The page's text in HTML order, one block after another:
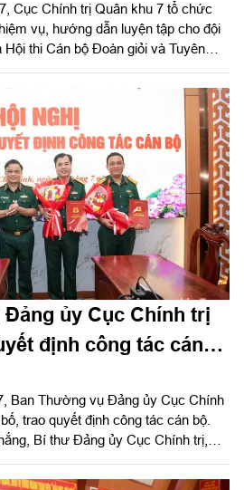
2026
Cục Chính trị Quân khu 7 tổ chức
vụ, hướng dẫn luyện tập cho đội
thi Cán bộ Đoàn giỏi và Tuyên
khu chủ trì hội nghị.
ủy Cục Chính trị
định công tác cán
Ban Thường vụ Đảng ủy Cục Chính
trao quyết định công tác cán bộ.
Bí thư Đảng ủy Cục Chính trị,